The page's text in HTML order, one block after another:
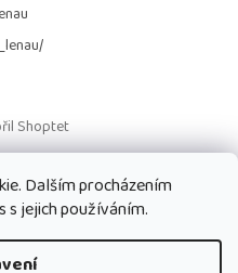
Dalším procházením
jejich používáním.
Shoptet
s.r.o.. Všechna práva vyhrazena.